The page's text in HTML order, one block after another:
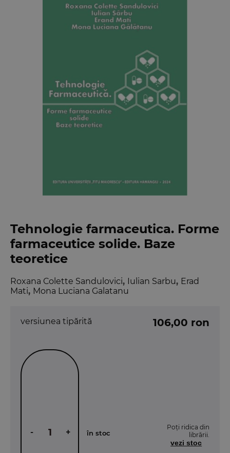
Tehnologie farmaceutica. Forme
farmaceutice solide. Baze
teoretice
Roxana Colette Sandulovici, Iulian Sarbu, Erad
Mati, Mona Luciana Galatanu
versiunea tipărită 106,00 ron
- + în stoc
Poți ridica din
librării.
vezi stoc